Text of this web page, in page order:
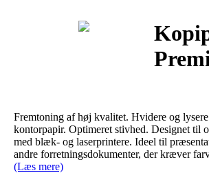
Fremtoning af høj kvalitet. Hvidere og
kontorpapir. Optimeret stivhed. Designet til
med blæk- og laserprintere. Ideel til
andre forretningsdokumenter, der kræver
(Læs mere)